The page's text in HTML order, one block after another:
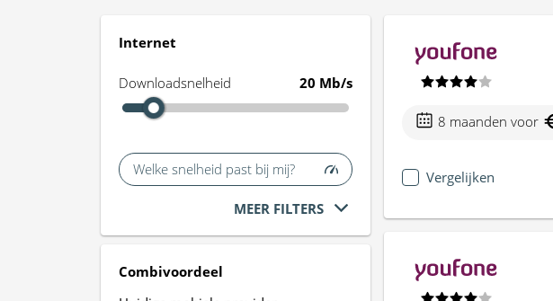
Internet
Downloadsnelheid 20 Mb/s
Welke snelheid past bij mij?
MEER FILTERS
Combivoordeel
8 maanden voor
Vergelijken